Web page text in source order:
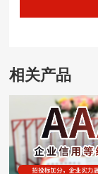
相关产品